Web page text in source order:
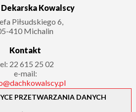
Kowalscy
Piłsudskiego 6
410 Michalin
Kontakt
22 615 25 02
e-mail:
PRZETWARZANIA DANYCH